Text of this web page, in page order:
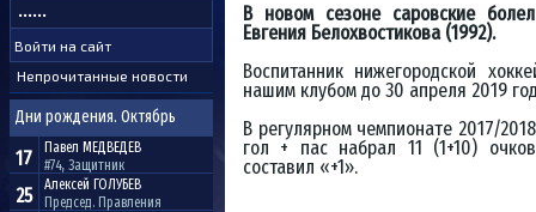
Непрочитанные новости
Дни рождения. Октябрь
17 Павел МЕДВЕДЕВ
#74, Защитник
25 Алексей ГОЛУБЕВ
Председ. Правления
В новом сезоне саровские
Евгения Белохвостикова (1992).
Воспитанник нижегородской
нашим клубом до 30 апреля 2019
В регулярном чемпионате 2017/
гол + пас набрал 11 (1+10)
составил «+1».